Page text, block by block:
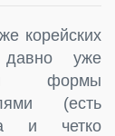
корейских
давно уже
и формы
(есть
и четко